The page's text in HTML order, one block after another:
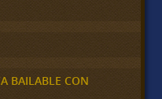
BAILABLE CON